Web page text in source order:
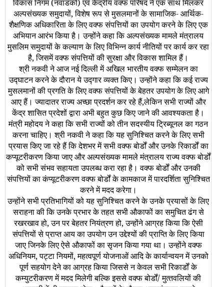
विकास निगम (नवाडको) एवं केंद्रीय वक्‍फ परिषद ने एक साथ मिलकर
अल्‍पसंख्‍यक समुदायों,विशेष रूप से मुसलमानों के सामाजिक-आर्थिक-
शै‍क्षणिक अधिकारिता के लिए वक्‍फ संपत्तियों का उपयोग करने के लिए एक
अभियान आरंभ किया है। उन्‍होंने कहा कि अल्‍पसंख्‍यक मामले मंत्रालय
मुसलिम समुदायों के कल्‍याण के लिए विभिन्‍न कार्य नीतियों पर कार्य कर रहा
है,जिसमें वक्‍फ संपत्तियों की सुरक्षा और विकास शामिल हैं।
श्री नकवी ने आज नई दिल्‍ली में अखिल भारतीय वक्‍फ सम्‍मेलन का
उद्घाटन करने के दौरान ये उद्गार व्‍यक्‍त किए। उन्‍होंने कहा कि कई राज्‍य
मुसलमानों की प्रगति के लिए वक्‍फ संपत्तियों के बेहतर उपयोग के लिए आगे
आए हैं। ज्‍यादातर राज्‍य अच्‍छा प्रदर्शन कर रहे हैं,लेकिन सभी राज्‍यों और
केंद्र शासित प्रदेशों द्वारा अभी बहुत कुछ किए जाने की आवश्‍यकता है।
मंत्री महोदय ने कहा कि सभी राज्‍यों को तीन सदस्‍यीय ट्रिब्‍यूनल का गठन
करना चाहिए। श्री नकवी ने कहा कि यह सुनिश्चित करने के लिए सभी
प्रयास किए जा रहे हैं कि देशभर में सभी वक्‍फ बोर्डों और उनके रिकार्डों का
कप्‍यूटरीकरण किया जाए और अल्‍पसंख्‍यक मामले मंत्रालय राज्‍य वक्‍फ बोर्डों
को सभी संभव सहायता उपलब्‍ध करा रहा है। वक्‍फ बोर्डों और उनकी
संपत्तियों का कंप्‍यूटरीकरण वक्‍फ बोर्डों के कामकाज में पारदर्शिता सुनिश्चित
करने में मदद करेगा।
उन्‍होंने सभी प्रतिभागियों को यह सुनिश्चित करने के उनके प्रयासों के लिए
सराहना की कि उनके प्रभार के तहत सभी औकाफों का समुचित ढंग से
रखरखाव हो,उन पर बेहतर नियंत्रण हो,उन्‍होंने आग्रह किया कि ऐसी
संपत्तियों से प्राप्‍त आय का उपयोग उन उद्देश्‍यों की प्राप्ति के लिए किया
जाए जिनके लिए ऐसे औकाफों का सृजन किया गया था। उन्‍होंने वक्‍फ
अधिनियम,पट्टा नियमों,महत्‍वपूर्ण योजनाओं आदि के कार्यान्‍वयन में उनको
पूर्ण सहयोग देने का आग्रह किया जिससे न केवल सभी रिकार्डों के
कम्‍युटरीकरण में मदद मिलेगी बल्कि इससे वक्‍फ बोर्डों/ मुत्‍तवलियों की